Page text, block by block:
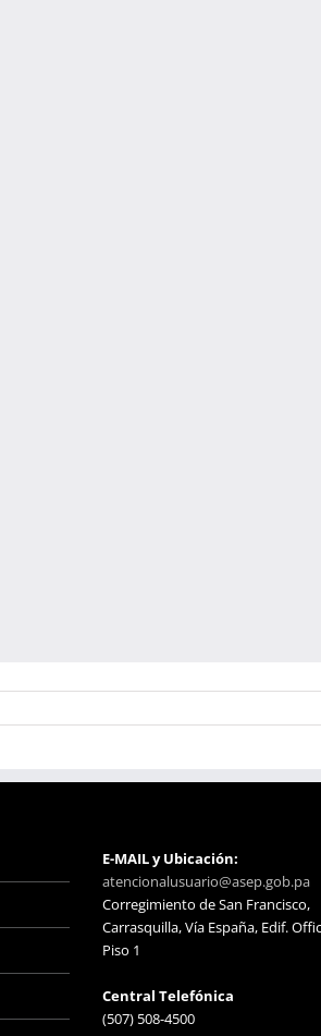
E-MAIL y Ubicación:
atencionalusuario@asep.gob.pa
Corregimiento de San Francisco,
Carrasquilla, Vía España, Edif.
Piso 1
Central Telefónica
(507) 508-4500